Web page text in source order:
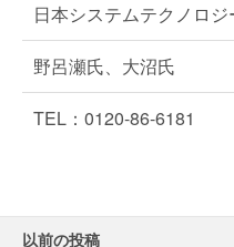
日本システムテクノロジ
野呂瀬氏、大沼氏
TEL：0120-86-6181
以前の投稿